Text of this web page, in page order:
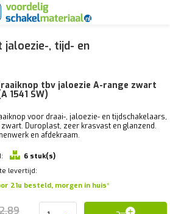
jaloezie-, tijd- en
tbv jaloezie A-range zwart
1541 SW)
voor draai-, jaloezie- en tijdschakelaars,
zwart. Duroplast, zeer krasvast en glanzend.
en afdekraam.
6 stuk(s)
levertijd:
21u besteld, morgen in huis*